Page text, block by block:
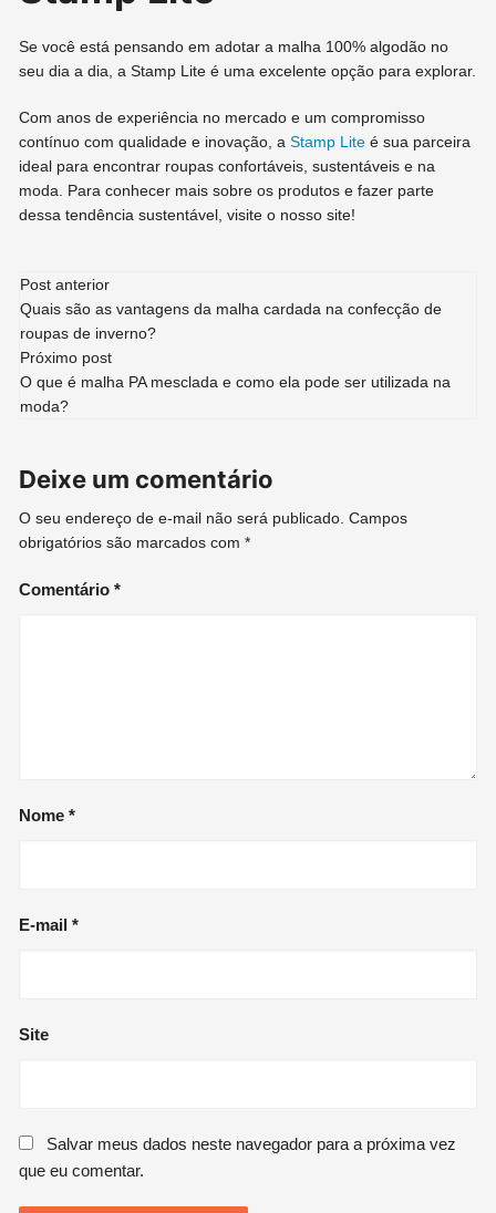
Se você está pensando em adotar a malha 100% algodão no
seu dia a dia, a Stamp Lite é uma excelente opção para explorar.
Com anos de experiência no mercado e um compromisso
contínuo com qualidade e inovação, aStamp Lite é sua parceira
ideal para encontrar roupas confortáveis, sustentáveis e na
moda. Para conhecer mais sobre os produtos e fazer parte
dessa tendência sustentável, visite o nosso site!
Navegação
de
post
Post anterior
Quais são as vantagens da malha cardada na confecção de
roupas de inverno?
Próximo post
O que é malha PA mesclada e como ela pode ser utilizada na
moda?
Deixe um comentário
O seu endereço de e-mail não será publicado. Campos
obrigatórios são marcados com*
Comentário*
Nome*
E-mail*
Site
Salvar meus dados neste navegador para a próxima vez
que eu comentar.